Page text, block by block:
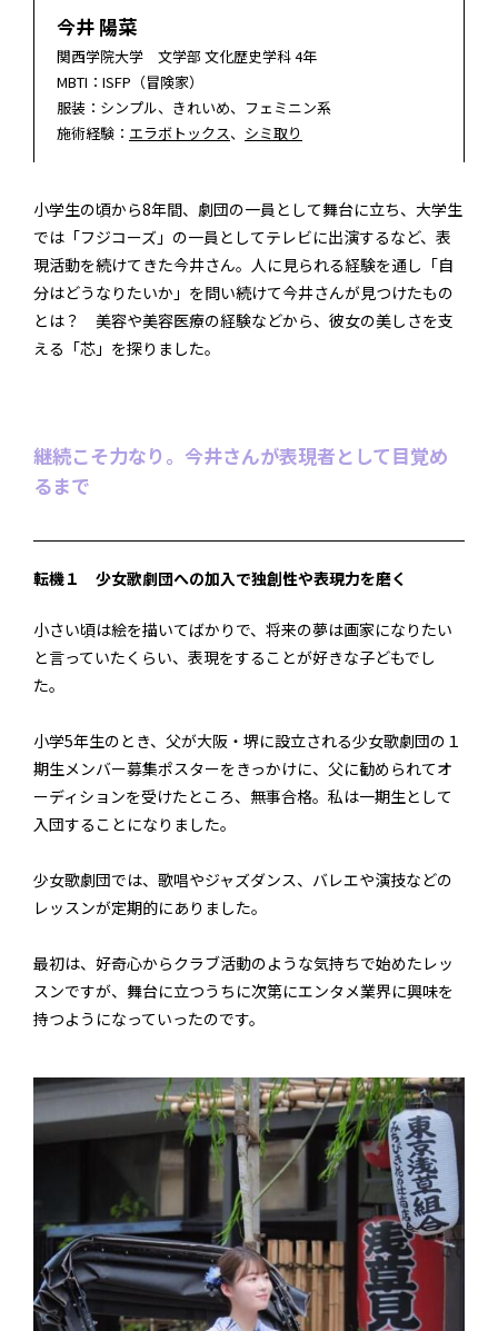
今井 陽菜
関西学院大学 文学部 文化歴史学科 4年
MBTI：ISFP（冒険家）
服装：シンプル、きれいめ、フェミニン系
施術経験： エラボトックス、 シミ取り
小学生の頃から8年間、劇団の一員として舞台に立ち、大学生
では「フジコーズ」の一員としてテレビに出演するなど、表
現活動を続けてきた今井さん。人に見られる経験を通し「自
分はどうなりたいか」を問い続けて今井さんが見つけたもの
とは？ 美容や美容医療の経験などから、彼女の美しさを支
える「芯」を探りました。
継続こそ力なり。今井さんが表現者として目覚め
るまで
転機１ 少女歌劇団への加入で独創性や表現力を磨く
小さい頃は絵を描いてばかりで、将来の夢は画家になりたい
と言っていたくらい、表現をすることが好きな子どもでし
た。
小学5年生のとき、父が大阪・堺に設立される少女歌劇団の１
期生メンバー募集ポスターをきっかけに、父に勧められてオ
ーディションを受けたところ、無事合格。私は一期生として
入団することになりました。
少女歌劇団では、歌唱やジャズダンス、バレエや演技などの
レッスンが定期的にありました。
最初は、好奇心からクラブ活動のような気持ちで始めたレッ
スンですが、舞台に立つうちに次第にエンタメ業界に興味を
持つようになっていったのです。